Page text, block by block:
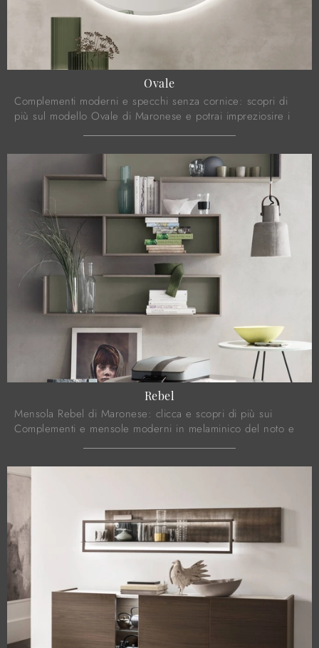
Ovale
Complementi moderni e specchi senza cornice: scopri di
più sul modello Ovale di Maronese e potrai impreziosire i
Rebel
Mensola Rebel di Maronese: clicca e scopri di più sui
Complementi e mensole moderni in melaminico del noto e